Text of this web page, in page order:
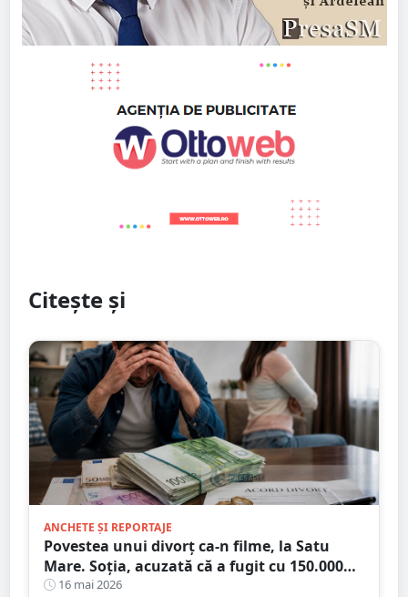
Citește și
ANCHETE ȘI REPORTAJE
Povestea unui divorț ca-n filme, la Satu
Mare. Soția, acuzată că a fugit cu 150.000
euro!
16 mai 2026